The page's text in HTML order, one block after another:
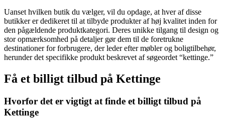
Uanset hvilken butik du vælger, vil du opdage, at hver af disse
butikker er dedikeret til at tilbyde produkter af høj kvalitet inden for
den pågældende produktkategori. Deres unikke tilgang til design og
stor opmærksomhed på detaljer gør dem til de foretrukne
destinationer for forbrugere, der leder efter møbler og boligtilbehør,
herunder det specifikke produkt beskrevet af søgeordet “kettinge.”
Få et billigt tilbud på Kettinge
Hvorfor det er vigtigt at finde et billigt tilbud på
Kettinge